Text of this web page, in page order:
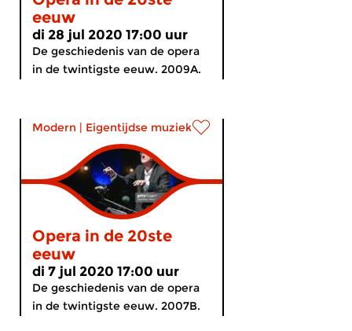
eeuw
di 28 jul 2020 17:00 uur
De geschiedenis van de opera
in de twintigste eeuw. 2009A.
Modern | Eigentijdse muziek
Opera in de 20ste
eeuw
di 7 jul 2020 17:00 uur
De geschiedenis van de opera
in de twintigste eeuw. 2007B.